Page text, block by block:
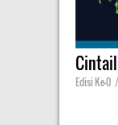
Edisi Ke-0 |